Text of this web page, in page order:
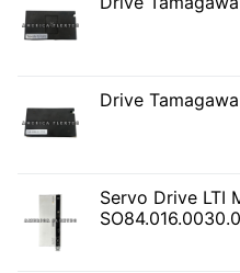
Drive
Servo Drive LTI